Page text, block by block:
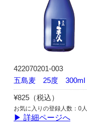
422070201-003
五島麦 25度 300ml
¥825（税込）
お気に入りの登録人数：0人
▶ 詳細ページへ